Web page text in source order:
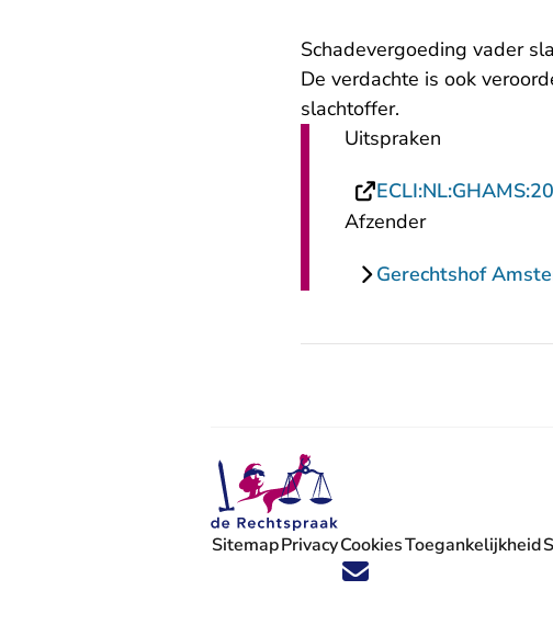
Schadevergoeding vader
De verdachte is ook
slachtoffer.
Uitspraken
Afzender
Gerechtshof
Volg ons op X (Twitter) - U verlaat
Volg ons op Facebook - U verlaat
Volg ons op Instagram - U verlaat
Volg ons op Youtube - U verlaat
Volg ons op LinkedIn - U
'Blijf op de hoogte'
SitemapPrivacyCookiesToegankelijkheid